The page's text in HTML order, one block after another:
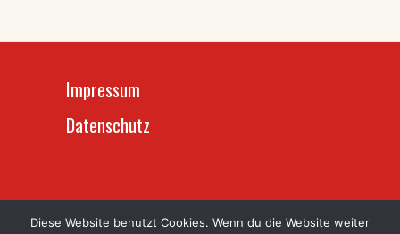
Impressum
Datenschutz
© Copyright 2019-2026,Sneha‘s Care
Diese Website benutzt Cookies. Wenn du die Website weiter